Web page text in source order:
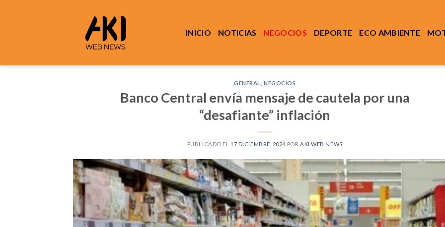
INICIO NOTICIAS NEGOCIOS DEPORTE ECO AMBIENTE
GENERAL ,NEGOCIOS
Banco Central envía mensaje de cautela por una
“desafiante” inflación
PUBLICADO EL 17 DICIEMBRE, 2024 POR AKI WEB NEWS